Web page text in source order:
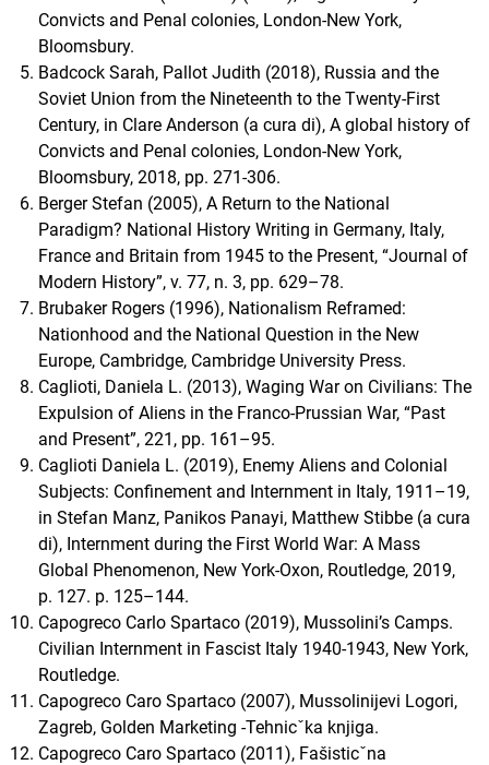
Convicts and Penal colonies, London-New York,
Bloomsbury.
Badcock Sarah, Pallot Judith (2018), Russia and the
Soviet Union from the Nineteenth to the Twenty-First
Century, in Clare Anderson (a cura di), A global history of
Convicts and Penal colonies, London-New York,
Bloomsbury, 2018, pp. 271-306.
Berger Stefan (2005), A Return to the National
Paradigm? National History Writing in Germany, Italy,
France and Britain from 1945 to the Present, “Journal of
Modern History”, v. 77, n. 3, pp. 629–78.
Brubaker Rogers (1996), Nationalism Reframed:
Nationhood and the National Question in the New
Europe, Cambridge, Cambridge University Press.
Caglioti, Daniela L. (2013), Waging War on Civilians: The
Expulsion of Aliens in the Franco-Prussian War, “Past
and Present”, 221, pp. 161–95.
Caglioti Daniela L. (2019), Enemy Aliens and Colonial
Subjects: Confinement and Internment in Italy, 1911–19,
in Stefan Manz, Panikos Panayi, Matthew Stibbe (a cura
di), Internment during the First World War: A Mass
Global Phenomenon, New York-Oxon, Routledge, 2019,
p. 127. p. 125–144.
Capogreco Carlo Spartaco (2019), Mussolini’s Camps.
Civilian Internment in Fascist Italy 1940-1943, New York,
Routledge.
Capogreco Caro Spartaco (2007), Mussolinijevi Logori,
Zagreb, Golden Marketing -Tehnicˇka knjiga.
Capogreco Caro Spartaco (2011), Fašisticˇna